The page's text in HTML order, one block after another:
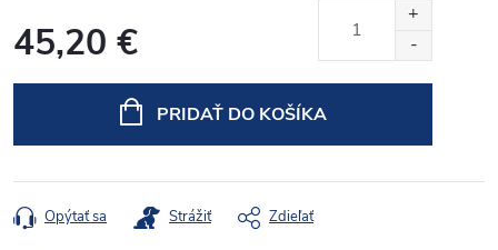
45,20 €
PRIDAŤ DO KOŠÍKA
Opýtať sa Strážiť Zdieľať